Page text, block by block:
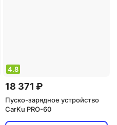
4.8
18 371 ₽
Пуско-зарядное устройство
CarKu PRO-60